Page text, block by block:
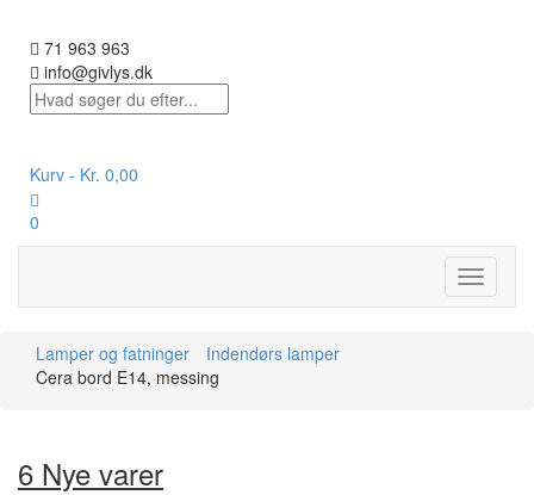
71 963 963
info@givlys.dk
Kurv - Kr. 0,00
0
Toggle
Lamper og fatninger
Indendørs lamper
Cera bord E14, messing
6 Nye varer